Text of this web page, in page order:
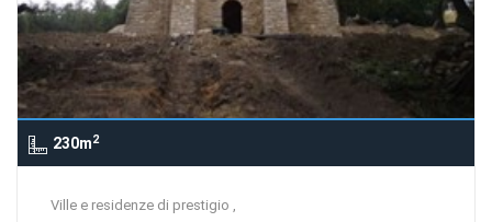
230m2
Ville e residenze di prestigio ,